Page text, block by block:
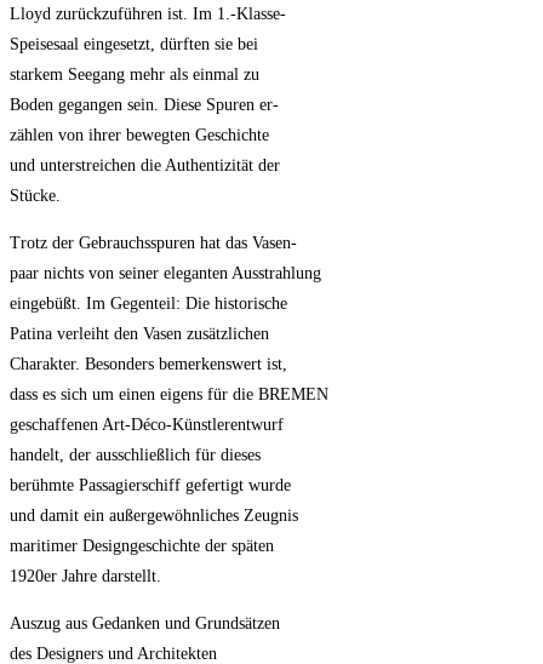
Lloyd zurückzuführen ist. Im 1.-Klasse-
Speisesaal eingesetzt, dürften sie bei
starkem Seegang mehr als einmal zu
Boden gegangen sein. Diese Spuren er-
zählen von ihrer bewegten Geschichte
und unterstreichen die Authentizität der
Stücke.
Trotz der Gebrauchsspuren hat das Vasen-
paar nichts von seiner eleganten Ausstrahlung
eingebüßt. Im Gegenteil: Die historische
Patina verleiht den Vasen zusätzlichen
Charakter. Besonders bemerkenswert ist,
dass es sich um einen eigens für die BREMEN
geschaffenen Art-Déco-Künstlerentwurf
handelt, der ausschließlich für dieses
berühmte Passagierschiff gefertigt wurde
und damit ein außergewöhnliches Zeugnis
maritimer Designgeschichte der späten
1920er Jahre darstellt.
Auszug aus Gedanken und Grundsätzen
des Designers und Architekten